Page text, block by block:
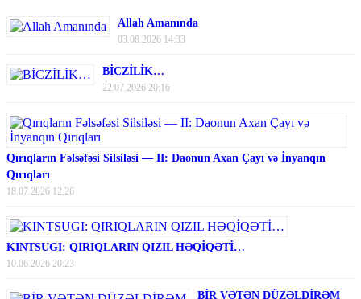
Allah Amanında
03.08.2026 14:33
BİCZİLİK…
22.07.2026 20:16
Qırıqların Fəlsəfəsi Silsiləsi — II: Daonun Axan Çayı və İnyanqın
Qırıqları
18.07.2026 12:26
KINTSUGI: QIRIQLARIN QIZIL HƏQİQƏTİ…
10.06.2026 20:23
BİR VƏTƏN DÜZƏLDİRƏM